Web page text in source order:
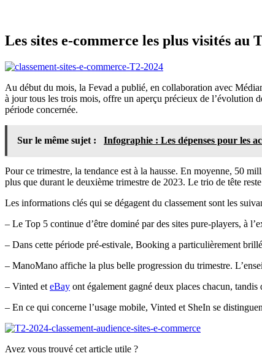
Les sites e-commerce les plus visités au
Au début du mois, la Fevad a publié, en collaboration avec
à jour tous les trois mois, offre un aperçu précieux de l’évolution
période concernée.
Sur le même sujet : Infographie : Les dépenses pour les
Pour ce trimestre, la tendance est à la hausse. En moyenne, 50
plus que durant le deuxième trimestre de 2023. Le trio de tête
Les informations clés qui se dégagent du classement sont les
– Le Top 5 continue d’être dominé par des sites pure-players, à
– Dans cette période pré-estivale, Booking a particulièrement
– ManoMano affiche la plus belle progression du trimestre.
– Vinted et eBay ont également gagné deux places chacun,
– En ce qui concerne l’usage mobile, Vinted et SheIn se
Avez vous trouvé cet article utile ?